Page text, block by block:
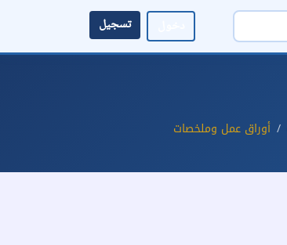
تسجيل
أوراق عمل وملخصات